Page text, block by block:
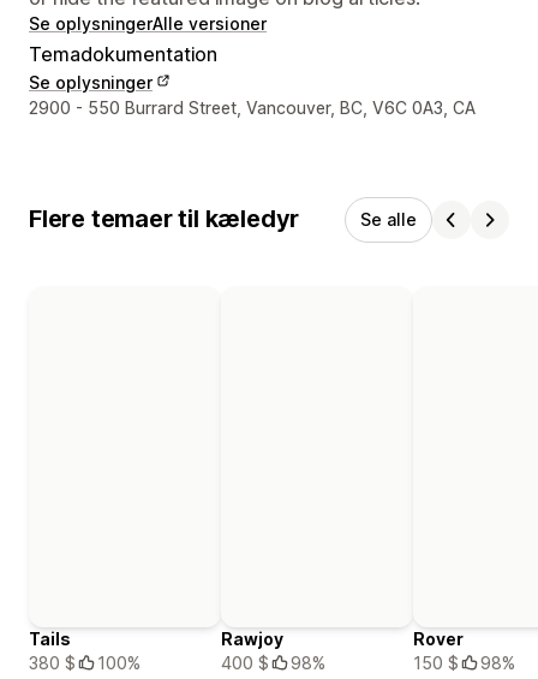
Se oplysningerAlle versioner
Temadokumentation
Se oplysninger
Se kontaktoplysninger
2900 - 550 Burrard Street, Vancouver, BC, V6C 0A3, CA
Flere temaer til kæledyr Se alle
Tails
380 $
100%
Rawjoy
400 $
98%
Rover
150 $
98%